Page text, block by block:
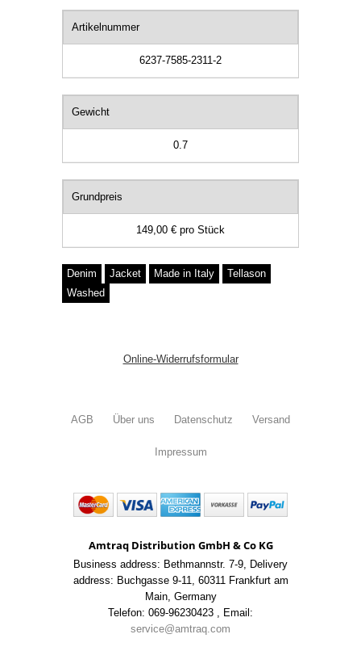
Artikelnummer
6237-7585-2311-2
Gewicht
0.7
Grundpreis
149,00 € pro Stück
Denim Jacket Made in Italy
Tellason
Washed
Online-Widerrufsformular
AGB Über uns Datenschutz Versand
Impressum
Amtraq Distribution GmbH & Co KG
Business address: Bethmannstr. 7-9 Delivery
address: Buchgasse 9-11
60311 Frankfurt am
Main, Germany
Telefon: 069-96230423
Email:
service@amtraq.com